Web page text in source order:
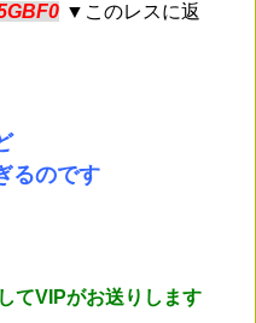
▼このレスに返
るのです
てVIPがお送りします